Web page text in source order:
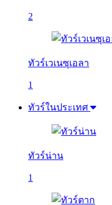
2
ทัวร์เวเนซุเอลา
1
ทัวร์ในประเทศ
ทัวร์น่าน
1